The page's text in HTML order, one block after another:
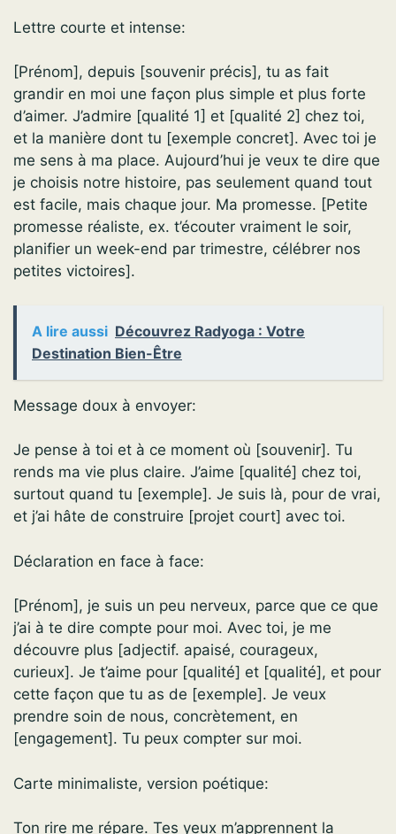
Lettre courte et intense:
[Prénom], depuis [souvenir précis], tu as fait
grandir en moi une façon plus simple et plus forte
d’aimer. J’admire [qualité 1] et [qualité 2] chez toi,
et la manière dont tu [exemple concret]. Avec toi je
me sens à ma place. Aujourd’hui je veux te dire que
je choisis notre histoire, pas seulement quand tout
est facile, mais chaque jour. Ma promesse. [Petite
promesse réaliste, ex. t’écouter vraiment le soir,
planifier un week-end par trimestre, célébrer nos
petites victoires].
A lire aussi Découvrez Radyoga : Votre
Destination Bien-Être
Message doux à envoyer:
Je pense à toi et à ce moment où [souvenir]. Tu
rends ma vie plus claire. J’aime [qualité] chez toi,
surtout quand tu [exemple]. Je suis là, pour de vrai,
et j’ai hâte de construire [projet court] avec toi.
Déclaration en face à face:
[Prénom], je suis un peu nerveux, parce que ce que
j’ai à te dire compte pour moi. Avec toi, je me
découvre plus [adjectif. apaisé, courageux,
curieux]. Je t’aime pour [qualité] et [qualité], et pour
cette façon que tu as de [exemple]. Je veux
prendre soin de nous, concrètement, en
[engagement]. Tu peux compter sur moi.
Carte minimaliste, version poétique:
Ton rire me répare. Tes yeux m’apprennent la